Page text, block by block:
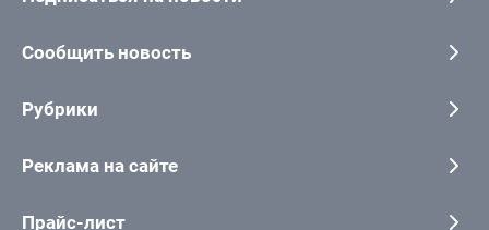
Сообщить новость
Рубрики
Реклама на сайте
Прайс-лист